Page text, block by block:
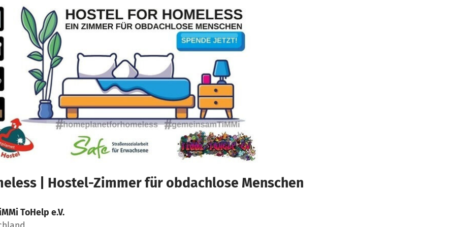
| Hostel-Zimmer für obdachlose Menschen
ToHelp e.V.